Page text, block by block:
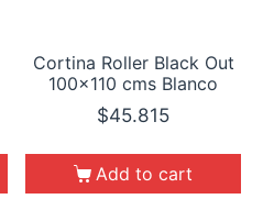
Cortina Roller Black Out
100×110 cms Blanco
$45.815
Add to cart